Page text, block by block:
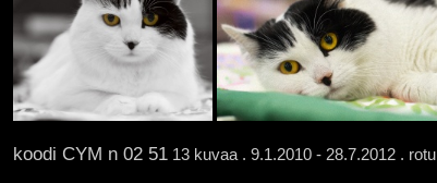
koodi CYM n 02 5113 kuvaa . 9.1.2010 - 28.7.2012 . rotu